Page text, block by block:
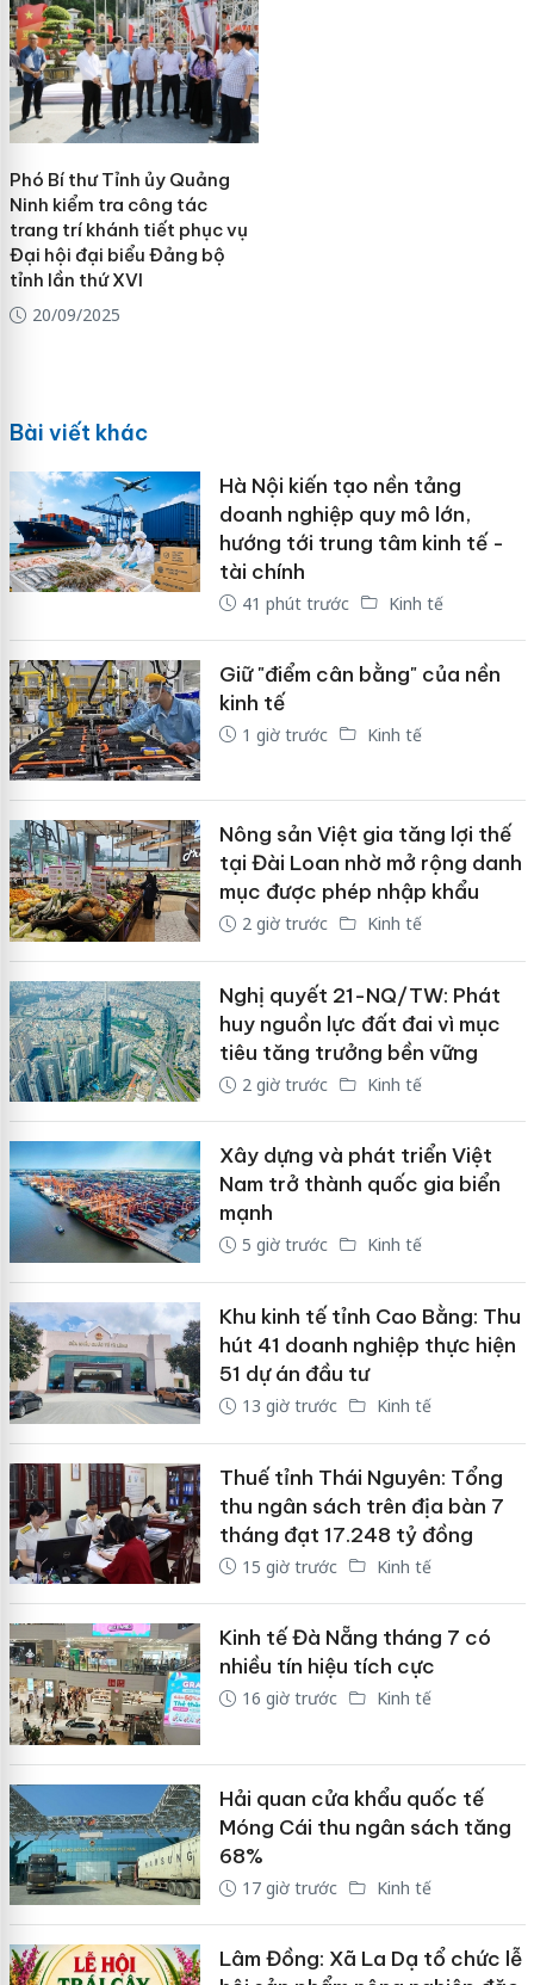
Phó Bí thư Tỉnh ủy Quảng
Ninh kiểm tra công tác
trang trí khánh tiết phục vụ
Đại hội đại biểu Đảng bộ
tỉnh lần thứ XVI
20/09/2025
Bài viết khác
Hà Nội kiến tạo nền tảng
doanh nghiệp quy mô lớn,
hướng tới trung tâm kinh tế -
tài chính
41 phút trước Kinh tế
Giữ "điểm cân bằng" của nền
kinh tế
1 giờ trước Kinh tế
Nông sản Việt gia tăng lợi thế
tại Đài Loan nhờ mở rộng danh
mục được phép nhập khẩu
2 giờ trước Kinh tế
Nghị quyết 21-NQ/TW: Phát
huy nguồn lực đất đai vì mục
tiêu tăng trưởng bền vững
2 giờ trước Kinh tế
Xây dựng và phát triển Việt
Nam trở thành quốc gia biển
mạnh
5 giờ trước Kinh tế
Khu kinh tế tỉnh Cao Bằng: Thu
hút 41 doanh nghiệp thực hiện
51 dự án đầu tư
13 giờ trước Kinh tế
Thuế tỉnh Thái Nguyên: Tổng
thu ngân sách trên địa bàn 7
tháng đạt 17.248 tỷ đồng
15 giờ trước Kinh tế
Kinh tế Đà Nẵng tháng 7 có
nhiều tín hiệu tích cực
16 giờ trước Kinh tế
Hải quan cửa khẩu quốc tế
Móng Cái thu ngân sách tăng
68%
17 giờ trước Kinh tế
Lâm Đồng: Xã La Dạ tổ chức lễ